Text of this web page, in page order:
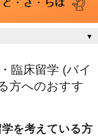
▼
臨床留学 (バイ
方へのおすす
を考えている方